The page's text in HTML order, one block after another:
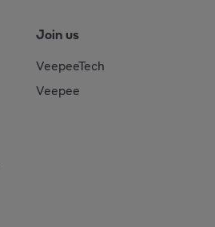
Join us
VeepeeTech
Veepee